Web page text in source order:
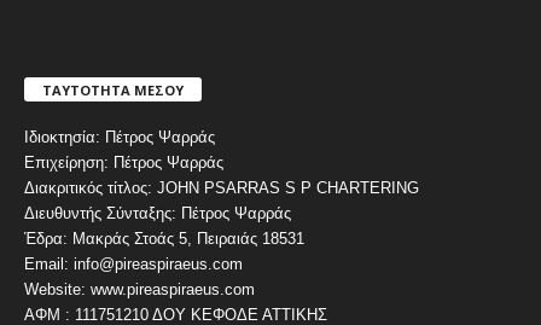
ΤΑΥΤΟΤΗΤΑ ΜΕΣΟΥ
Ιδιοκτησία: Πέτρος Ψαρράς
Επιχείρηση: Πέτρος Ψαρράς
Διακριτικός τίτλος: JOHN PSARRAS S P CHARTERING
Διευθυντής Σύνταξης: Πέτρος Ψαρράς
Έδρα: Μακράς Στοάς 5, Πειραιάς 18531
Email: info@pireaspiraeus.com
Website: www.pireaspiraeus.com
ΑΦΜ : 111751210 ΔΟΥ ΚΕΦΟΔΕ ΑΤΤΙΚΗΣ